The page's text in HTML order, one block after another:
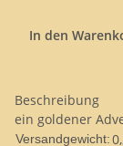
In den
Beschreibung
ein goldener
Versandgewicht: